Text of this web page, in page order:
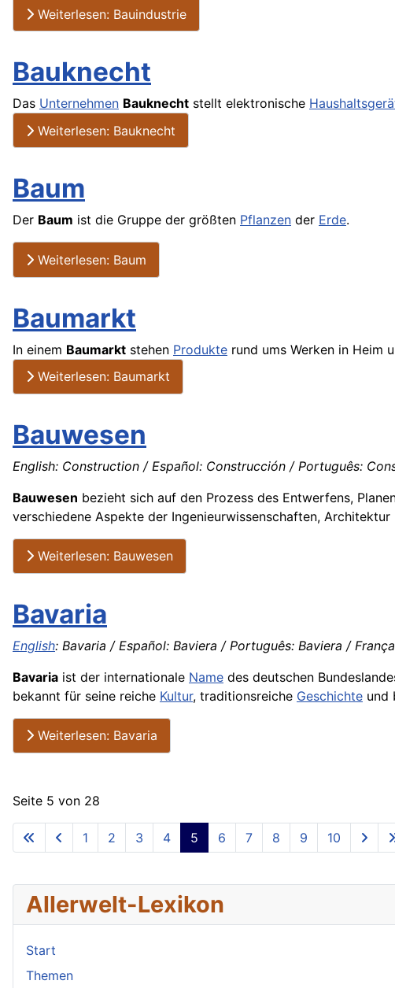
Weiterlesen: Bauindustrie
Bauknecht
Das Unternehmen Bauknecht stellt elektronische
Weiterlesen: Bauknecht
Baum
Der Baum ist die Gruppe der größten Pflanzen der Erde.
Weiterlesen: Baum
Baumarkt
In einem Baumarkt stehen Produkte rund ums Werken in Heim
Weiterlesen: Baumarkt
Bauwesen
English: Construction / Español: Construcción / Português:
Bauwesen bezieht sich auf den Prozess des Entwerfens,
verschiedene Aspekte der Ingenieurwissenschaften, Architektur
Weiterlesen: Bauwesen
Bavaria
English: Bavaria / Español: Baviera / Português: Baviera /
Bavaria ist der internationale Name des deutschen
bekannt für seine reiche Kultur, traditionsreiche Geschichte und
Weiterlesen: Bavaria
Seite 5 von 28
1 2 3 4 5 6 7 8 9 10
Allerwelt-Lexikon
Start
Themen